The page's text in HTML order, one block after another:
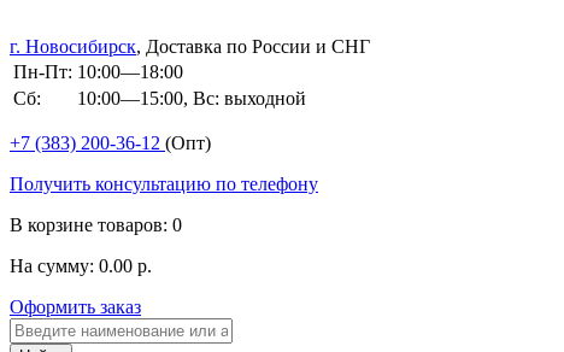
г. Новосибирск, Доставка по России и СНГ
Пн-Пт: 10:00—18:00
Сб:
10:00—15:00, Вс: выходной
+7 (383) 200-36-12 (Опт)
Получить консультацию по телефону
В корзине товаров: 0
На сумму: 0.00 р.
Оформить заказ